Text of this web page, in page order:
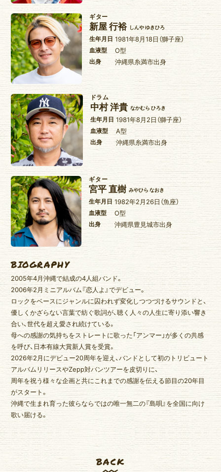
ギター
新屋 行裕 しんや ゆきひろ
生年月日 1981年8月18日（獅子座）
血液型 O型
出身 沖縄県糸満市出身
ドラム
中村 洋貴 なかむら ひろき
生年月日 1981年8月2日（獅子座）
血液型 A型
出身 沖縄県糸満市出身
ギター
宮平 直樹 みやひら なおき
生年月日 1982年2月26日（魚座）
血液型 O型
出身 沖縄県豊見城市出身
BIOGRAPHY
2005年4月沖縄で結成の4人組バンド。
2006年2月ミニアルバム『恋人よ』でデビュー。
ロックをベースにジャンルに囚われず変化しつつづけるサウンドと、
優しくかざらない言葉で紡ぐ歌詞が、聴く人々の人生に寄り添い響き
合い、世代を超え愛され続けている。
母への感謝の気持ちをストレートに歌った「アンマー」が多くの共感
を呼び、日本有線大賞新人賞を受賞。
2026年2月にデビュー20周年を迎え、バンドとして初のトリビュート
アルバムリリースやZepp対バンツアーを皮切りに、
周年を祝う様々な企画と共にこれまでの感謝を伝える節目の20年目
がスタート。
沖縄で生まれ育った彼らならではの唯一無二の『島唄』を全国に向け
歌い届ける。
BACK